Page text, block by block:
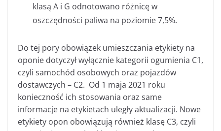
klasą A i G odnotowano różnicę w
oszczędności paliwa na poziomie 7,5%.
Do tej pory obowiązek umieszczania etykiety na
oponie dotyczył wyłącznie kategorii ogumienia C1,
czyli samochód osobowych oraz pojazdów
dostawczych – C2. Od 1 maja 2021 roku
konieczność ich stosowania oraz same
informacje na etykietach uległy aktualizacji. Nowe
etykiety opon obowiązują również klasę C3, czyli